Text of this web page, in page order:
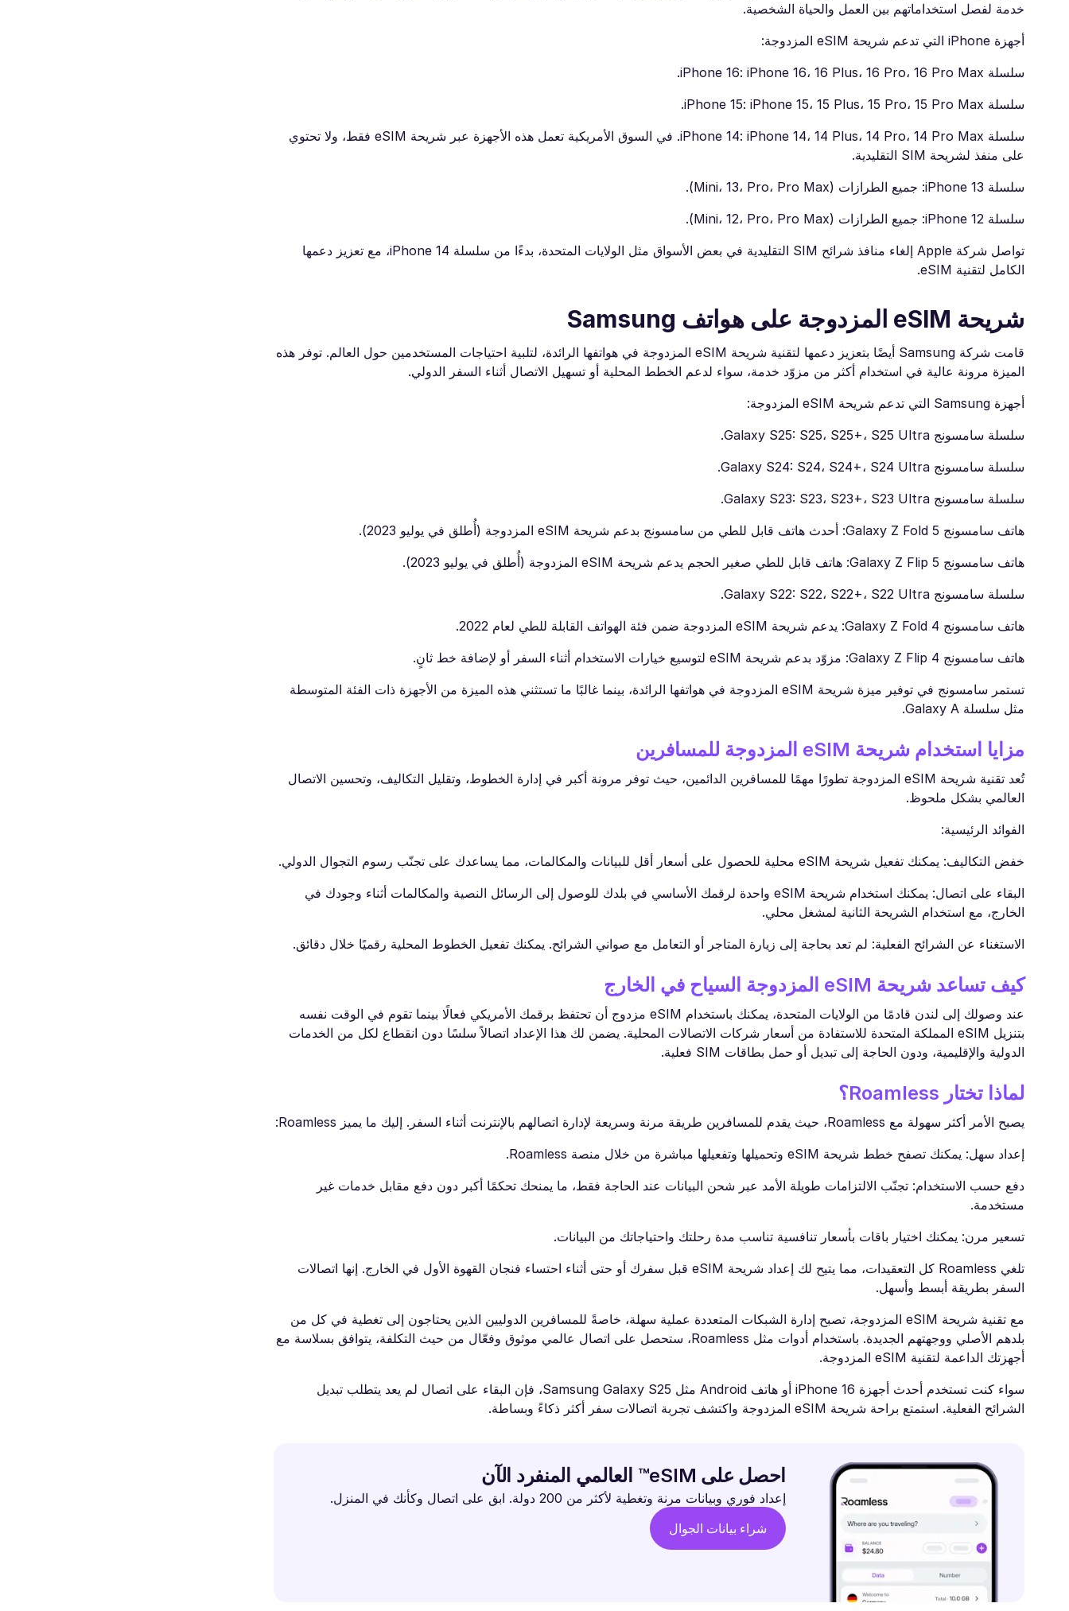
خدمة لفصل استخداماتهم بين العمل والحياة الشخصية.
أجهزة iPhone التي تدعم شريحة eSIM المزدوجة:
سلسلة iPhone 16: iPhone 16، 16 Plus، 16 Pro، 16 Pro Max.
سلسلة iPhone 15: iPhone 15، 15 Plus، 15 Pro، 15 Pro Max.
سلسلة iPhone 14: iPhone 14، 14 Plus، 14 Pro، 14 Pro Max. في السوق الأمريكية تعمل هذه الأجهزة عبر شريحة eSIM فقط، ولا تحتوي
على منفذ لشريحة SIM التقليدية.
سلسلة iPhone 13: جميع الطرازات (Mini، 13، Pro، Pro Max).
سلسلة iPhone 12: جميع الطرازات (Mini، 12، Pro، Pro Max).
تواصل شركة Apple إلغاء منافذ شرائح SIM التقليدية في بعض الأسواق مثل الولايات المتحدة، بدءًا من سلسلة iPhone 14، مع تعزيز دعمها
الكامل لتقنية eSIM.
شريحة eSIM المزدوجة على هواتف Samsung
قامت شركة Samsung أيضًا بتعزيز دعمها لتقنية شريحة eSIM المزدوجة في هواتفها الرائدة، لتلبية احتياجات المستخدمين حول العالم. توفر هذه
الميزة مرونة عالية في استخدام أكثر من مزوّد خدمة، سواء لدعم الخطط المحلية أو تسهيل الاتصال أثناء السفر الدولي.
أجهزة Samsung التي تدعم شريحة eSIM المزدوجة:
سلسلة سامسونج Galaxy S25: S25، S25+، S25 Ultra.
سلسلة سامسونج Galaxy S24: S24، S24+، S24 Ultra.
سلسلة سامسونج Galaxy S23: S23، S23+، S23 Ultra.
هاتف سامسونج Galaxy Z Fold 5: أحدث هاتف قابل للطي من سامسونج بدعم شريحة eSIM المزدوجة (أُطلق في يوليو 2023).
هاتف سامسونج Galaxy Z Flip 5: هاتف قابل للطي صغير الحجم يدعم شريحة eSIM المزدوجة (أُطلق في يوليو 2023).
سلسلة سامسونج Galaxy S22: S22، S22+، S22 Ultra.
هاتف سامسونج Galaxy Z Fold 4: يدعم شريحة eSIM المزدوجة ضمن فئة الهواتف القابلة للطي لعام 2022.
هاتف سامسونج Galaxy Z Flip 4: مزوّد بدعم شريحة eSIM لتوسيع خيارات الاستخدام أثناء السفر أو لإضافة خط ثانٍ.
تستمر سامسونج في توفير ميزة شريحة eSIM المزدوجة في هواتفها الرائدة، بينما غالبًا ما تستثني هذه الميزة من الأجهزة ذات الفئة المتوسطة
مثل سلسلة Galaxy A.
مزايا استخدام شريحة eSIM المزدوجة للمسافرين
تُعد تقنية شريحة eSIM المزدوجة تطورًا مهمًا للمسافرين الدائمين، حيث توفر مرونة أكبر في إدارة الخطوط، وتقليل التكاليف، وتحسين الاتصال
العالمي بشكل ملحوظ.
الفوائد الرئيسية:
خفض التكاليف: يمكنك تفعيل شريحة eSIM محلية للحصول على أسعار أقل للبيانات والمكالمات، مما يساعدك على تجنّب رسوم التجوال الدولي.
البقاء على اتصال: يمكنك استخدام شريحة eSIM واحدة لرقمك الأساسي في بلدك للوصول إلى الرسائل النصية والمكالمات أثناء وجودك في
الخارج، مع استخدام الشريحة الثانية لمشغل محلي.
الاستغناء عن الشرائح الفعلية: لم تعد بحاجة إلى زيارة المتاجر أو التعامل مع صواني الشرائح. يمكنك تفعيل الخطوط المحلية رقميًا خلال دقائق.
كيف تساعد شريحة eSIM المزدوجة السياح في الخارج
عند وصولك إلى لندن قادمًا من الولايات المتحدة، يمكنك باستخدام eSIM مزدوج أن تحتفظ برقمك الأمريكي فعالًا بينما تقوم في الوقت نفسه
بتنزيل eSIM المملكة المتحدة للاستفادة من أسعار شركات الاتصالات المحلية. يضمن لك هذا الإعداد اتصالاً سلسًا دون انقطاع لكل من الخدمات
الدولية والإقليمية، ودون الحاجة إلى تبديل أو حمل بطاقات SIM فعلية.
لماذا تختار Roamless؟
يصبح الأمر أكثر سهولة مع Roamless، حيث يقدم للمسافرين طريقة مرنة وسريعة لإدارة اتصالهم بالإنترنت أثناء السفر. إليك ما يميز Roamless:
إعداد سهل: يمكنك تصفح خطط شريحة eSIM وتحميلها وتفعيلها مباشرة من خلال منصة Roamless.
دفع حسب الاستخدام: تجنّب الالتزامات طويلة الأمد عبر شحن البيانات عند الحاجة فقط، ما يمنحك تحكمًا أكبر دون دفع مقابل خدمات غير
مستخدمة.
تسعير مرن: يمكنك اختيار باقات بأسعار تنافسية تناسب مدة رحلتك واحتياجاتك من البيانات.
تلغي Roamless كل التعقيدات، مما يتيح لك إعداد شريحة eSIM قبل سفرك أو حتى أثناء احتساء فنجان القهوة الأول في الخارج. إنها اتصالات
السفر بطريقة أبسط وأسهل.
مع تقنية شريحة eSIM المزدوجة، تصبح إدارة الشبكات المتعددة عملية سهلة، خاصةً للمسافرين الدوليين الذين يحتاجون إلى تغطية في كل من
بلدهم الأصلي ووجهتهم الجديدة. باستخدام أدوات مثل Roamless، ستحصل على اتصال عالمي موثوق وفعّال من حيث التكلفة، يتوافق بسلاسة مع
أجهزتك الداعمة لتقنية eSIM المزدوجة.
سواء كنت تستخدم أحدث أجهزة iPhone 16 أو هاتف Android مثل Samsung Galaxy S25، فإن البقاء على اتصال لم يعد يتطلب تبديل
الشرائح الفعلية. استمتع براحة شريحة eSIM المزدوجة واكتشف تجربة اتصالات سفر أكثر ذكاءً وبساطة.
احصل على eSIM™ العالمي المنفرد الآن
إعداد فوري وبيانات مرنة وتغطية لأكثر من 200 دولة. ابق على اتصال وكأنك في المنزل.
شراء بيانات الجوال